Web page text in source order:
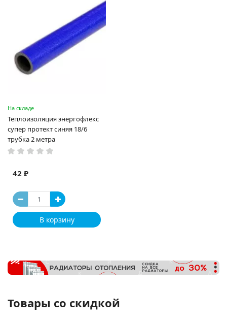
На складе
Теплоизоляция энергофлекс
супер протект синяя 18/6
трубка 2 метра
42 ₽
В корзину
Товары со скидкой